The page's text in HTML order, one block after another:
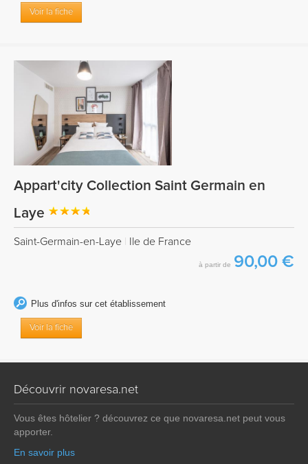
Voir la fiche
Appart'city Collection Saint Germain en
Laye
Saint-Germain-en-Laye Ile de France
à partir de 90,00 €
Plus d'infos sur cet établissement
Voir la fiche
Découvrir novaresa.net
Vous êtes hôtelier ? découvrez ce que novaresa.net peut vous
apporter.
En savoir plus